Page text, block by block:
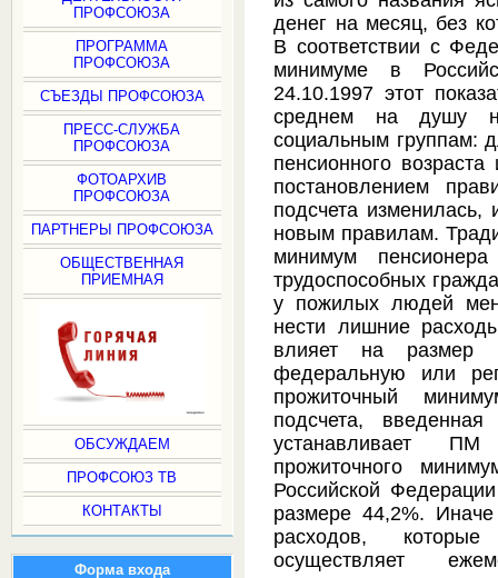
ПРОФСОЮЗА
ПРОГРАММА
ПРОФСОЮЗА
СЪЕЗДЫ ПРОФСОЮЗА
ПРЕСС-СЛУЖБА
ПРОФСОЮЗА
ФОТОАРХИВ
ПРОФСОЮЗА
ПАРТНЕРЫ ПРОФСОЮЗА
ОБЩЕСТВЕННАЯ
ПРИЕМНАЯ
ОБСУЖДАЕМ
ПРОФСОЮЗ ТВ
КОНТАКТЫ
Форма входа
денег на месяц, без
В соответствии с
минимуме в
24.10.1997 этот
среднем на душу
социальным группам:
пенсионного
постановлением
подсчета
новым правилам.
минимум
трудоспособных
у пожилых людей
нести лишние
влияет на размер
федеральную или
прожиточный
подсчета,
устанавливает
прожиточного
Российской
размере 44,2%.
расходов, которые
осуществляет